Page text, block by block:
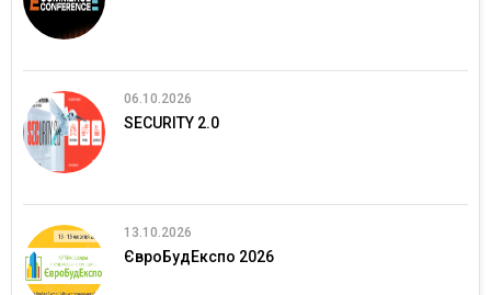
06.10.2026
SECURITY 2.0
13.10.2026
ЄвроБудЕкспо 2026